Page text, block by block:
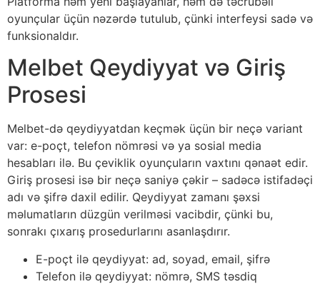
oyunçular üçün nəzərdə tutulub, çünki interfeysi sadə və
funksionaldır.
Melbet Qeydiyyat və Giriş
Prosesi
Melbet-də qeydiyyatdan keçmək üçün bir neçə variant
var: e-poçt, telefon nömrəsi və ya sosial media
hesabları ilə. Bu çeviklik oyunçuların vaxtını qənaət edir.
Giriş prosesi isə bir neçə saniyə çəkir – sadəcə istifadəçi
adı və şifrə daxil edilir. Qeydiyyat zamanı şəxsi
məlumatların düzgün verilməsi vacibdir, çünki bu,
sonrakı çıxarış prosedurlarını asanlaşdırır.
E-poçt ilə qeydiyyat: ad, soyad, email, şifrə
Telefon ilə qeydiyyat: nömrə, SMS təsdiq